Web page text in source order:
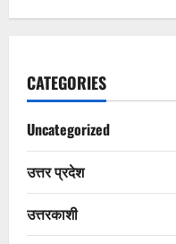
CATEGORIES
Uncategorized
उत्तर प्रदेश
उत्तरकाशी